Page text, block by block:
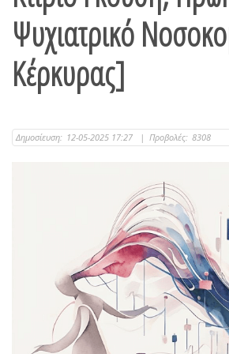
Ψυχιατρικό
Κέρκυρας]
Δημοσίευση: 12-05-2025 17:27 | Προβολές: 8308